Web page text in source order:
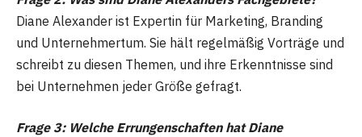
Diane Alexander ist Expertin für Marketing, Branding
und Unternehmertum. Sie hält regelmäßig Vorträge und
schreibt zu diesen Themen, und ihre Erkenntnisse sind
bei Unternehmen jeder Größe gefragt.
Frage 3: Welche Errungenschaften hat Diane